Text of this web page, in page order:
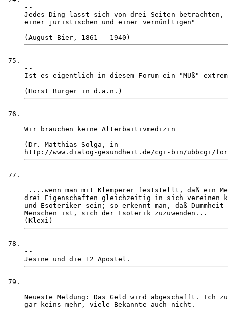
--
Jedes Ding lässt sich von drei Seiten
einer juristischen und einer vernünftigen"
--
Ist es eigentlich in diesem Forum ein "MUß"
--
Wir brauchen keine Alterbaitivmedizin
(Dr. Matthias Solga, in
--
....wenn man mit Klemperer feststellt, daß ein
drei Eigenschaften gleichzeitig in sich
und Esoteriker sein; so erkennt man, daß
Menschen ist, sich der Esoterik zuzuwenden...
--
--
Neueste Meldung: Das Geld wird abgeschafft. Ich
gar keins mehr, viele Bekannte auch nicht.